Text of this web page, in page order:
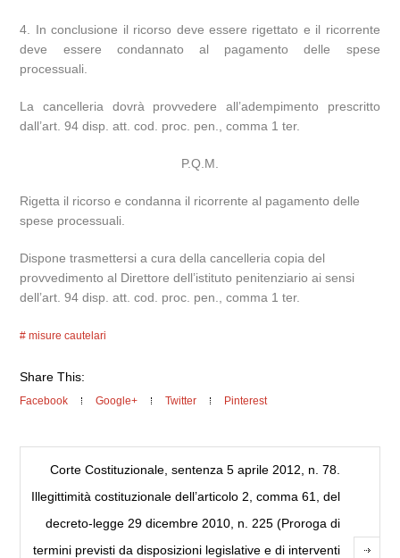
4. In conclusione il ricorso deve essere rigettato e il ricorrente
deve essere condannato al pagamento delle spese
processuali.
La cancelleria dovrà provvedere all’adempimento prescritto
dall’art. 94 disp. att. cod. proc. pen., comma 1 ter.
P.Q.M.
Rigetta il ricorso e condanna il ricorrente al pagamento delle
spese processuali.
Dispone trasmettersi a cura della cancelleria copia del
provvedimento al Direttore dell’istituto penitenziario ai sensi
dell’art. 94 disp. att. cod. proc. pen., comma 1 ter.
misure cautelari
Share This:
Facebook Google+ Twitter Pinterest
Corte Costituzionale, sentenza 5 aprile 2012, n. 78.
Illegittimità costituzionale dell’articolo 2, comma 61, del
decreto-legge 29 dicembre 2010, n. 225 (Proroga di
termini previsti da disposizioni legislative e di interventi